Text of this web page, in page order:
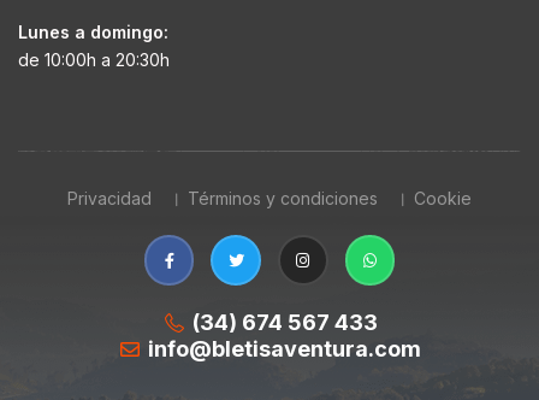
Lunes a domingo:
de 10:00h a 20:30h
Privacidad Términos y condiciones Cookie
(34) 674 567 433
info@bletisaventura.com